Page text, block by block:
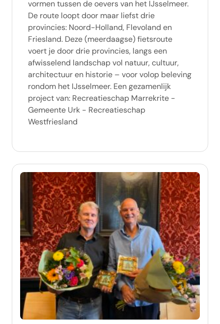
vormen tussen de oevers van het IJsselmeer.
De route loopt door maar liefst drie
provincies: Noord-Holland, Flevoland en
Friesland. Deze (meerdaagse) fietsroute
voert je door drie provincies, langs een
afwisselend landschap vol natuur, cultuur,
architectuur en historie – voor volop beleving
rondom het IJsselmeer. Een gezamenlijk
project van: Recreatieschap Marrekrite -
Gemeente Urk - Recreatieschap
Westfriesland